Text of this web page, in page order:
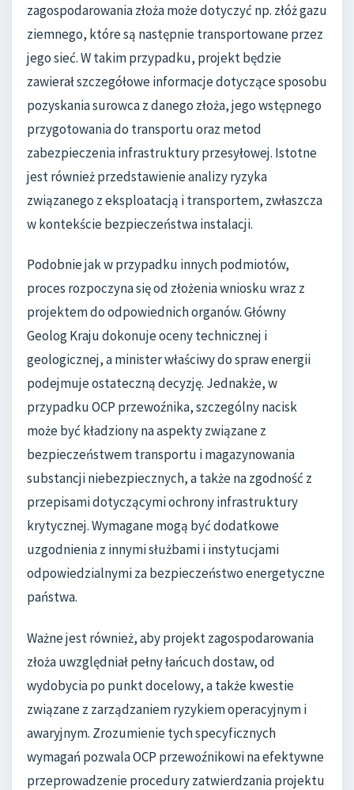
zagospodarowania złoża może dotyczyć np. złóż gazu
ziemnego, które są następnie transportowane przez
jego sieć. W takim przypadku, projekt będzie
zawierał szczegółowe informacje dotyczące sposobu
pozyskania surowca z danego złoża, jego wstępnego
przygotowania do transportu oraz metod
zabezpieczenia infrastruktury przesyłowej. Istotne
jest również przedstawienie analizy ryzyka
związanego z eksploatacją i transportem, zwłaszcza
w kontekście bezpieczeństwa instalacji.
Podobnie jak w przypadku innych podmiotów,
proces rozpoczyna się od złożenia wniosku wraz z
projektem do odpowiednich organów. Główny
Geolog Kraju dokonuje oceny technicznej i
geologicznej, a minister właściwy do spraw energii
podejmuje ostateczną decyzję. Jednakże, w
przypadku OCP przewoźnika, szczególny nacisk
może być kładziony na aspekty związane z
bezpieczeństwem transportu i magazynowania
substancji niebezpiecznych, a także na zgodność z
przepisami dotyczącymi ochrony infrastruktury
krytycznej. Wymagane mogą być dodatkowe
uzgodnienia z innymi służbami i instytucjami
odpowiedzialnymi za bezpieczeństwo energetyczne
państwa.
Ważne jest również, aby projekt zagospodarowania
złoża uwzględniał pełny łańcuch dostaw, od
wydobycia po punkt docelowy, a także kwestie
związane z zarządzaniem ryzykiem operacyjnym i
awaryjnym. Zrozumienie tych specyficznych
wymagań pozwala OCP przewoźnikowi na efektywne
przeprowadzenie procedury zatwierdzania projektu